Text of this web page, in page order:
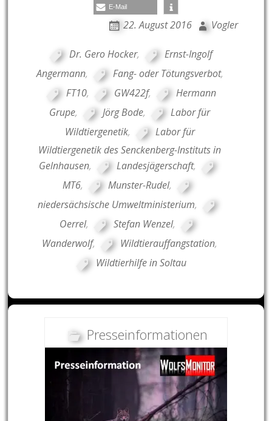
E-Mail
22. August 2016 Vogler
Dr. Gero Hocker,
Ernst-Ingolf
Angermann, Fang- oder Tötungsverbot,
FT10, GW422f,
Hermann
Grupe, Jörg Bode,
Labor für
Wildtiergenetik,
Labor für
Wildtiergenetik des Senckenberg-Instituts in
Gelnhausen, Landesjägerschaft,
MT6, Munster-Rudel,
niedersächsische Umweltministerium,
Oerrel, Stefan Wenzel,
Wanderwolf, Wildtierauffangstation,
Wildtierhilfe in Soltau
Presseinformationen